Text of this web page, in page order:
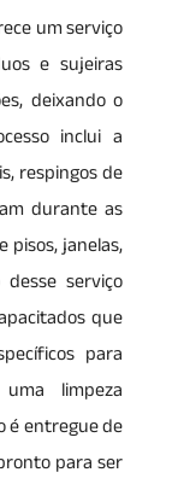
um serviço
e sujeiras
deixando o
inclui a
respingos de
durante as
pisos, janelas,
serviço
que
para
limpeza
é entregue de
para ser